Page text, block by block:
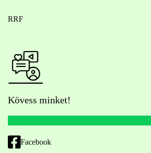
RRF
Kövess minket!
Facebook